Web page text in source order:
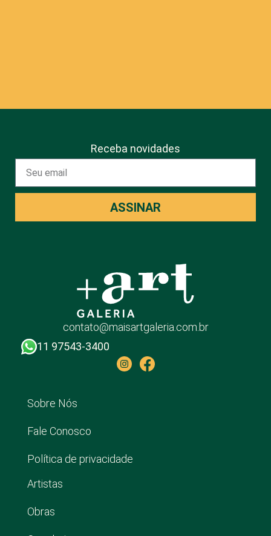
Receba novidades
ASSINAR
contato@maisartgaleria.com.br
11 97543-3400
Sobre Nós
Fale Conosco
Política de privacidade
Artistas
Obras